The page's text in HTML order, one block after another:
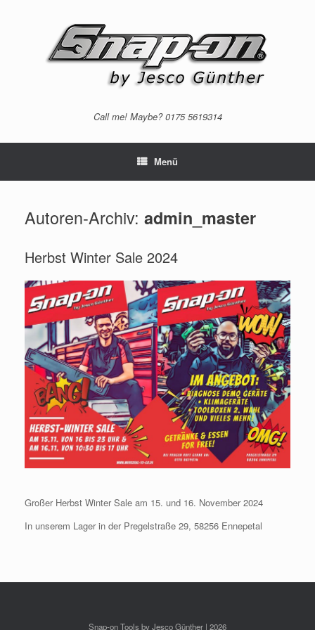
Call me! Maybe? 0175 5619314
Menü
Autoren-Archiv: admin_master
Herbst Winter Sale 2024
Großer Herbst Winter Sale am 15. und 16. November 2024
In unserem Lager in der Pregelstraße 29, 58256 Ennepetal
Snap-on Tools by Jesco Günther | 2026